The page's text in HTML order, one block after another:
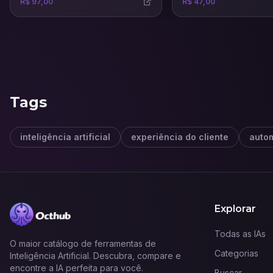
certeiras para venda e aluguel de
passos no universo
Tags
inteligência artificial experiência do cliente
O maior catálogo de ferramentas de
Inteligência Artificial. Descubra, compare e
encontre a IA perfeita para você.
Explorar
Todas as IAs
Categorias